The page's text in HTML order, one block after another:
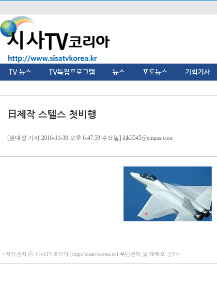
TV 뉴스 TV특집프로그램 뉴스 포토뉴스 기획기사
日제작 스텔스 첫비행
[권대정 기자 2016-11-30 오후 6:47:59 수요일] djk3545@empas.com
<저작권자 ⓒ 시사TV코리아 (http://sisatvkorea.kr) 무단전재 및 재배포 금지>